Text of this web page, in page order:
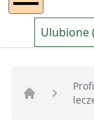
Ulubione
Strona